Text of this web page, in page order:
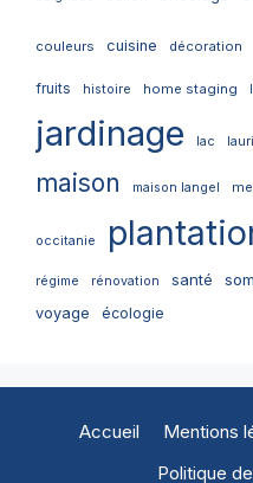
couleurs cuisine décoration
fruits histoire home staging
jardinage lac
maison maison langel
occitanie
régime rénovation santé
voyage écologie
Accueil Mentions
Politique